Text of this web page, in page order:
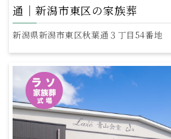
通｜新潟市東区の家族葬
新潟県新潟市東区秋葉通３丁目54番地